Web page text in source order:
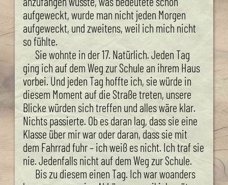
aufgeweckt, wurde man nicht jeden Morgen
aufgeweckt, und zweitens, weil ich mich nicht
so fühlte.
Sie wohnte in der 17. Natürlich. Jeden Tag
ging ich auf dem Weg zur Schule an ihrem Haus
vorbei. Und jeden Tag hoffte ich, sie würde in
diesem Moment auf die Straße treten, unsere
Blicke würden sich treffen und alles wäre klar.
Nichts passierte. Ob es daran lag, dass sie eine
Klasse über mir war oder daran, dass sie mit
dem Fahrrad fuhr – ich weiß es nicht. Ich traf sie
nie. Jedenfalls nicht auf dem Weg zur Schule.
Bis zu diesem einen Tag. Ich war woanders